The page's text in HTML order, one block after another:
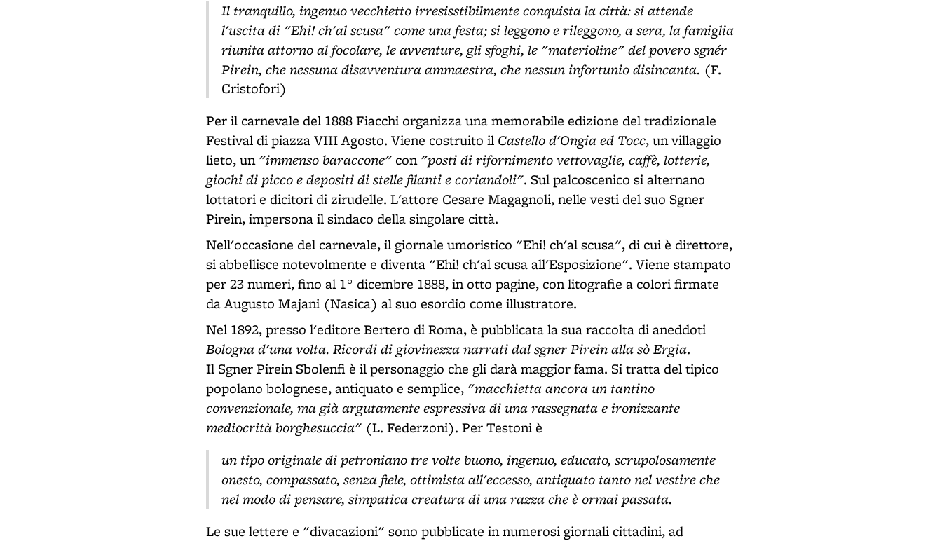
Il tranquillo, ingenuo vecchietto irresisstibilmente conquista la città: si attende
l'uscita di "Ehi! ch'al scusa" come una festa; si leggono e rileggono, a sera, la famiglia
riunita attorno al focolare, le avventure, gli sfoghi, le "materioline" del povero sgnér
Pirein, che nessuna disavventura ammaestra, che nessun infortunio disincanta. (F.
Cristofori)
Per il carnevale del 1888 Fiacchi organizza una memorabile edizione del tradizionale
Festival di piazza VIII Agosto. Viene costruito il Castello d'Ongia ed Tocc, un villaggio
lieto, un"immenso baraccone" con"posti di rifornimento vettovaglie, caffè, lotterie,
giochi di picco e depositi di stelle filanti e coriandoli". Sul palcoscenico si alternano
lottatori e dicitori di zirudelle. L'attore Cesare Magagnoli, nelle vesti del suo Sgner
Pirein, impersona il sindaco della singolare città.
Nell'occasione del carnevale, il giornale umoristico "Ehi! ch'al scusa", di cui è direttore,
si abbellisce notevolmente e diventa "Ehi! ch'al scusa all'Esposizione". Viene stampato
per 23 numeri, fino al 1° dicembre 1888, in otto pagine, con litografie a colori firmate
da Augusto Majani (Nasica) al suo esordio come illustratore.
Nel 1892, presso l'editore Bertero di Roma, è pubblicata la sua raccolta di aneddoti
Bologna d'una volta. Ricordi di giovinezza narrati dal sgner Pirein alla sò Ergia.
Il Sgner Pirein Sbolenfi è il personaggio che gli darà maggior fama. Si tratta del tipico
popolano bolognese, antiquato e semplice, "macchietta ancora un tantino
convenzionale, ma già argutamente espressiva di una rassegnata e ironizzante
mediocrità borghesuccia" (L. Federzoni). Per Testoni è
un tipo originale di petroniano tre volte buono, ingenuo, educato, scrupolosamente
onesto, compassato, senza fiele, ottimista all'eccesso, antiquato tanto nel vestire che
nel modo di pensare, simpatica creatura di una razza che è ormai passata.
Le sue lettere e "divacazioni" sono pubblicate in numerosi giornali cittadini, ad